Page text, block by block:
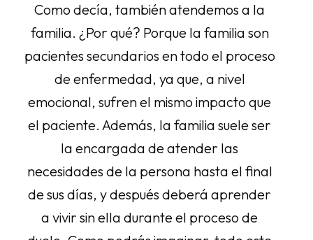
Como decía, también atendemos a la
familia. ¿Por qué? Porque la familia son
pacientes secundarios en todo el proceso
de enfermedad, ya que, a nivel
emocional, sufren el mismo impacto que
el paciente. Además, la familia suele ser
la encargada de atender las
necesidades de la persona hasta el final
de sus días, y después deberá aprender
a vivir sin ella durante el proceso de